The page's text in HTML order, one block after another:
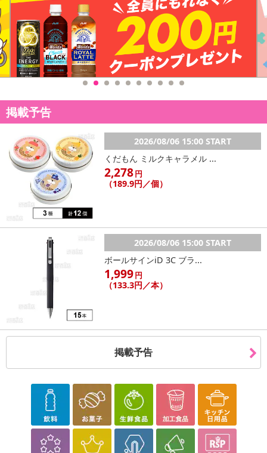
掲載予告
2026/08/06 15:00 START
くだもん ミルクキャラメル ...
2,278円
（189.9円／個）
2026/08/06 15:00 START
ボールサインiD 3C ブラ...
1,999円
（133.3円／本）
掲載予告